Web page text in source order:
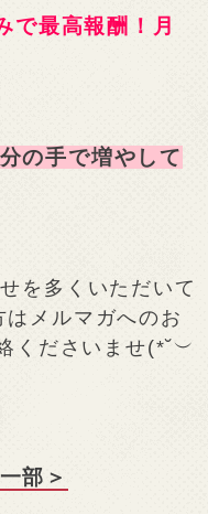
で最高報酬！月
の手で増やして
を多くいただいて
メルマガへのお
くださいませ(*˘︶
部＞